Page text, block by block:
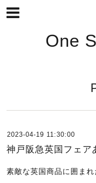
One
2023-04-19 11:30:00
神戸阪急英国フェア
素敵な英国商品に囲まれ